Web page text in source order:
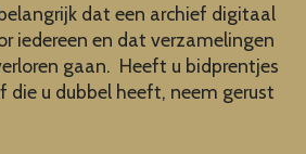
dat een archief digitaal
iedereen en dat verzamelingen
gaan. Heeft u bidprentjes
die u dubbel heeft, neem gerust